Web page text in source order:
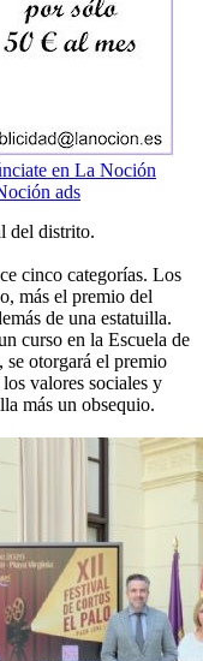
en La Noción
ads
del distrito.
cinco categorías. Los
más el premio del
de una estatuilla.
curso en la Escuela de
otorgará el premio
valores sociales y
más un obsequio.